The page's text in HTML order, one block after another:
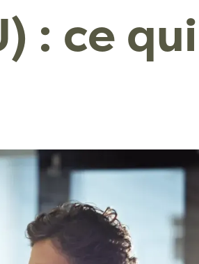
: ce